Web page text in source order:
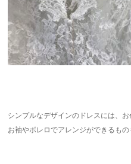
シンプルなデザインのドレスには、
お袖やボレロでアレンジができるも